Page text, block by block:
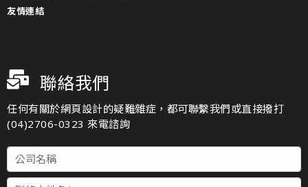
友情連結
聯絡我們
任何有關於網頁設計的疑難雜症，都可聯繫我們或直接撥打
(04)2706-0323 來電諮詢